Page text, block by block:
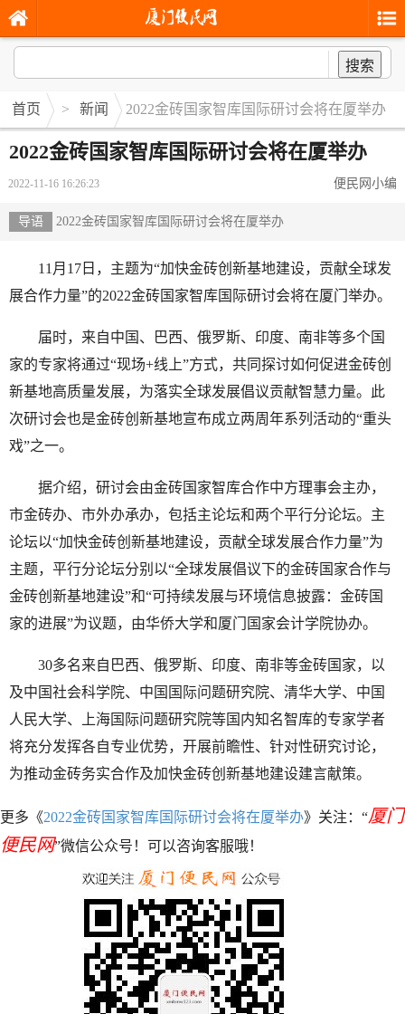
搜索
首页 > 新闻 2022金砖国家智库国际研讨会将在厦举办
2022金砖国家智库国际研讨会将在厦举办
2022-11-16 16:26:23 便民网小编
导语 2022金砖国家智库国际研讨会将在厦举办
11月17日，主题为“加快金砖创新基地建设，贡献全球发
展合作力量”的2022金砖国家智库国际研讨会将在厦门举办。
届时，来自中国、巴西、俄罗斯、印度、南非等多个国
家的专家将通过“现场+线上”方式，共同探讨如何促进金砖创
新基地高质量发展，为落实全球发展倡议贡献智慧力量。此
次研讨会也是金砖创新基地宣布成立两周年系列活动的“重头
戏”之一。
据介绍，研讨会由金砖国家智库合作中方理事会主办，
市金砖办、市外办承办，包括主论坛和两个平行分论坛。主
论坛以“加快金砖创新基地建设，贡献全球发展合作力量”为
主题，平行分论坛分别以“全球发展倡议下的金砖国家合作与
金砖创新基地建设”和“可持续发展与环境信息披露：金砖国
家的进展”为议题，由华侨大学和厦门国家会计学院协办。
30多名来自巴西、俄罗斯、印度、南非等金砖国家，以
及中国社会科学院、中国国际问题研究院、清华大学、中国
人民大学、上海国际问题研究院等国内知名智库的专家学者
将充分发挥各自专业优势，开展前瞻性、针对性研究讨论，
为推动金砖务实合作及加快金砖创新基地建设建言献策。
更多《2022金砖国家智库国际研讨会将在厦举办》关注：“厦门
便民网”微信公众号！可以咨询客服哦！